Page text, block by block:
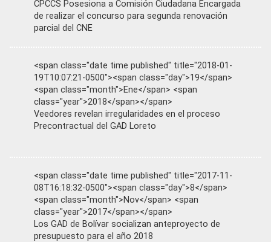
CPCCS Posesiona a Comisión Ciudadana Encargada
de realizar el concurso para segunda renovación
parcial del CNE
<span class="date time published" title="2018-01-
19T10:07:21-0500"><span class="day">19</span>
<span class="month">Ene</span> <span
class="year">2018</span></span>
Veedores revelan irregularidades en el proceso
Precontractual del GAD Loreto
<span class="date time published" title="2017-11-
08T16:18:32-0500"><span class="day">8</span>
<span class="month">Nov</span> <span
class="year">2017</span></span>
Los GAD de Bolívar socializan anteproyecto de
presupuesto para el año 2018